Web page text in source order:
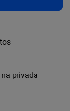
privada